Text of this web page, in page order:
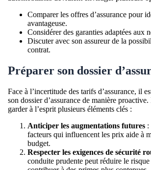
Comparer les offres d’assurance pour
avantageuse.
Considérer des garanties adaptées aux
Discuter avec son assureur de la
contrat.
Préparer son dossier
Face à l’incertitude des tarifs d’assurance, il
son dossier d’assurance de manière
garder à l’esprit plusieurs éléments clés :
Anticiper les augmentations futures :
facteurs qui influencent les prix aide à
budget.
Respecter les exigences de sécurité
conduite prudente peut réduire le risque